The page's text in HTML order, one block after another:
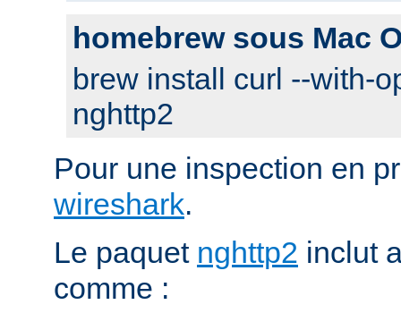
homebrew sous Mac
brew install curl --with-
nghttp2
Pour une inspection en
wireshark.
Le paquet nghttp2 inclut
comme :